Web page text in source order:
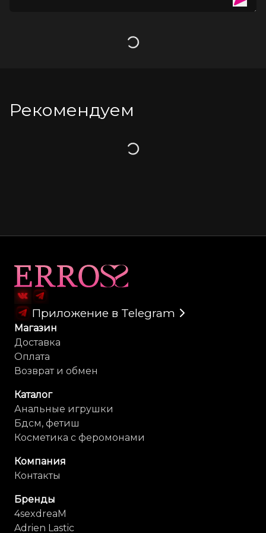
Загрузка
Рекомендуем
Загрузка
Приложение в Telegram
Магазин
Доставка
Оплата
Возврат и обмен
Каталог
Анальные игрушки
Бдсм, фетиш
Косметика с феромонами
Компания
Контакты
Бренды
4sexdreaM
Adrien Lastic
Карта сайта